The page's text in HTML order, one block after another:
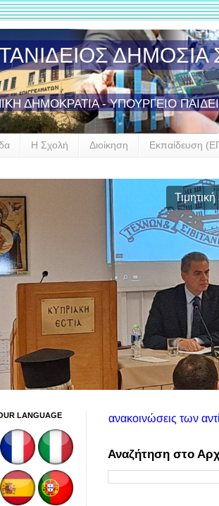
ΔΗΜΟΚΡΑΤΙΑ - ΥΠΟΥΡΓΕΙΟ
Η Σχολή Διοίκηση Εκπαίδευση
Εργασίες
τις ανακοινώσεις των
Αναζήτηση στο
LANGUAGE